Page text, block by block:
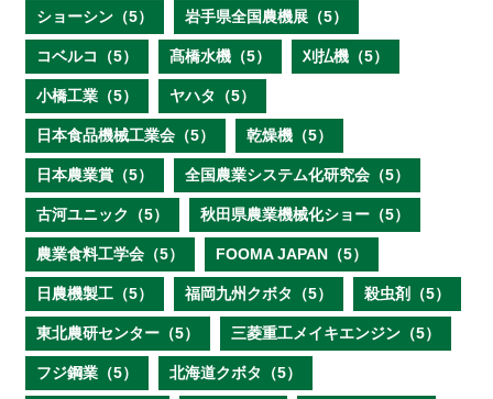
ショーシン（5） 岩手県全国農機展（5）
コベルコ（5） 髙橋水機（5） 刈払機（5）
小橋工業（5） ヤハタ（5）
日本食品機械工業会（5） 乾燥機（5）
日本農業賞（5） 全国農業システム化研究会（5）
古河ユニック（5） 秋田県農業機械化ショー（5）
農業食料工学会（5） FOOMA JAPAN（5）
日農機製工（5） 福岡九州クボタ（5） 殺虫剤（5）
東北農研センター（5） 三菱重工メイキエンジン（5）
フジ鋼業（5） 北海道クボタ（5）